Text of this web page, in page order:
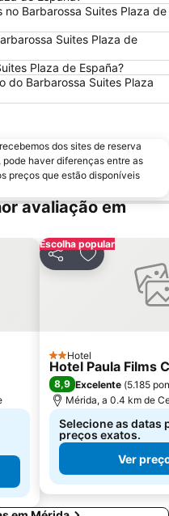
Barbarossa Suites Plaza de
Suites Plaza de
Plaza de España?
do Barbarossa Suites Plaza
dos sites de reserva
haver diferenças entre as
preços que estão disponíveis
avaliação em
Escolha popular
PartilharAdicionar
2 Estrelas
Hotel
Hotel Paula Films
8,9 Excelente (5.185
Mérida, a 0.4 km de
Selecione as datas
preços exatos.
Ver